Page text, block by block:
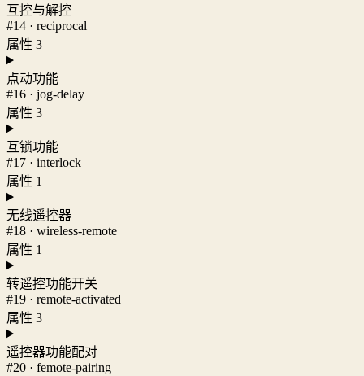
互控与解控
#14 · reciprocal
属性 3
点动功能
#16 · jog-delay
属性 3
互锁功能
#17 · interlock
属性 1
无线遥控器
#18 · wireless-remote
属性 1
转遥控功能开关
#19 · remote-activated
属性 3
遥控器功能配对
#20 · femote-pairing